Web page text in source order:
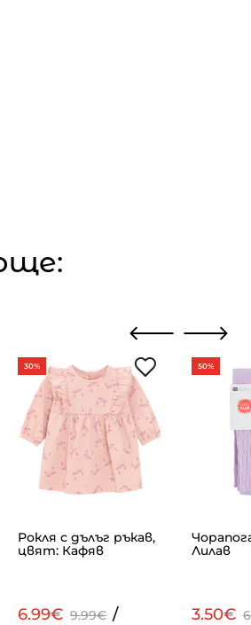
30%
Рокля с дълъг ръкав,
цвят: Кафяв
6.99€ 9.99€ /
50%
Лилав
3.50€